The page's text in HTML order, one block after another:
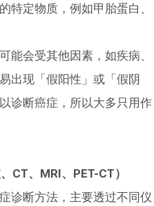
特定物质，例如甲胎蛋白、
能会受其他因素，如疾病、
出现「假阳性」或「假阴
诊断癌症，所以大多只用作
CT、 MRI、 PET-CT）
诊断方法，主要透过不同仪